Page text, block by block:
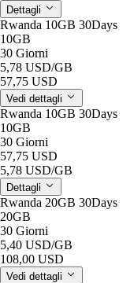
Dettagli
Rwanda 10GB 30Days
10GB
30 Giorni
5,78 USD/GB
57,75 USD
Vedi dettagli
Rwanda 10GB 30Days
10GB
30 Giorni
57,75 USD
5,78 USD/GB
Dettagli
Rwanda 20GB 30Days
20GB
30 Giorni
5,40 USD/GB
108,00 USD
Vedi dettagli